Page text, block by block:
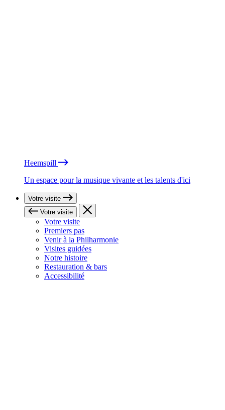
Heemspill
Un espace pour la musique vivante et les talents d'ici
Votre visite
Votre visite
Votre visite
Premiers pas
Venir à la Philharmonie
Visites guidées
Notre histoire
Restauration & bars
Accessibilité